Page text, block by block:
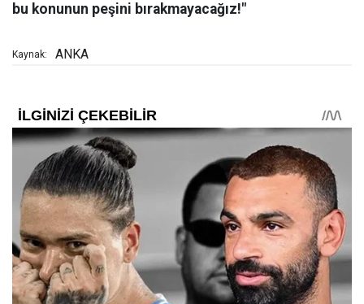
bu konunun peşini bırakmayacağız!"
Kaynak: ANKA